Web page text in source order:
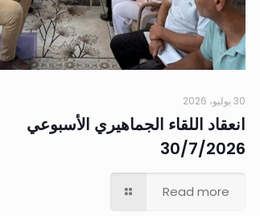
30 يوليو، 2026
انعقاد اللقاء الجماهيري الأسبوعي
30/7/2026
Read more